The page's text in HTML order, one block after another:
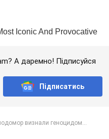
А даремно! Підписуйся
Підписатись
визнали геноцидом...